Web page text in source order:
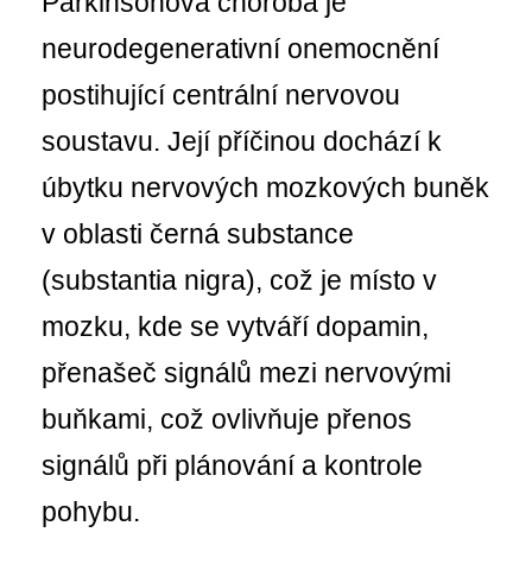
neurodegenerativní onemocnění
postihující centrální nervovou
soustavu. Její příčinou dochází k
úbytku nervových mozkových buněk
v oblasti černá substance
(substantia nigra), což je místo v
mozku, kde se vytváří dopamin,
přenašeč signálů mezi nervovými
buňkami, což ovlivňuje přenos
signálů při plánování a kontrole
pohybu.